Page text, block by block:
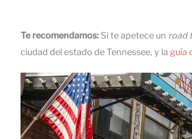
Te recomendamos: Si te apetece un road
ciudad del estado de Tennessee, y la guía